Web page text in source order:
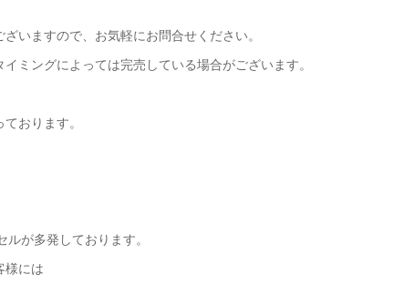
いますので、お気軽にお問合せください。
ミングによっては完売している場合がございます。
おります。
が多発しております。
様には